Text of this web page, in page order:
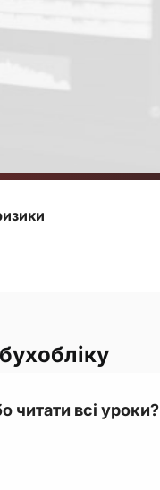
читати всі уроки?